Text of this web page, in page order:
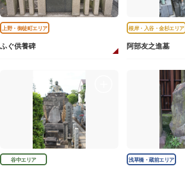
上野・御徒町エリア
ふぐ供養碑
根岸・入谷・金杉エリア
阿部友之進墓
谷中エリア 浅草橋・蔵前エリア